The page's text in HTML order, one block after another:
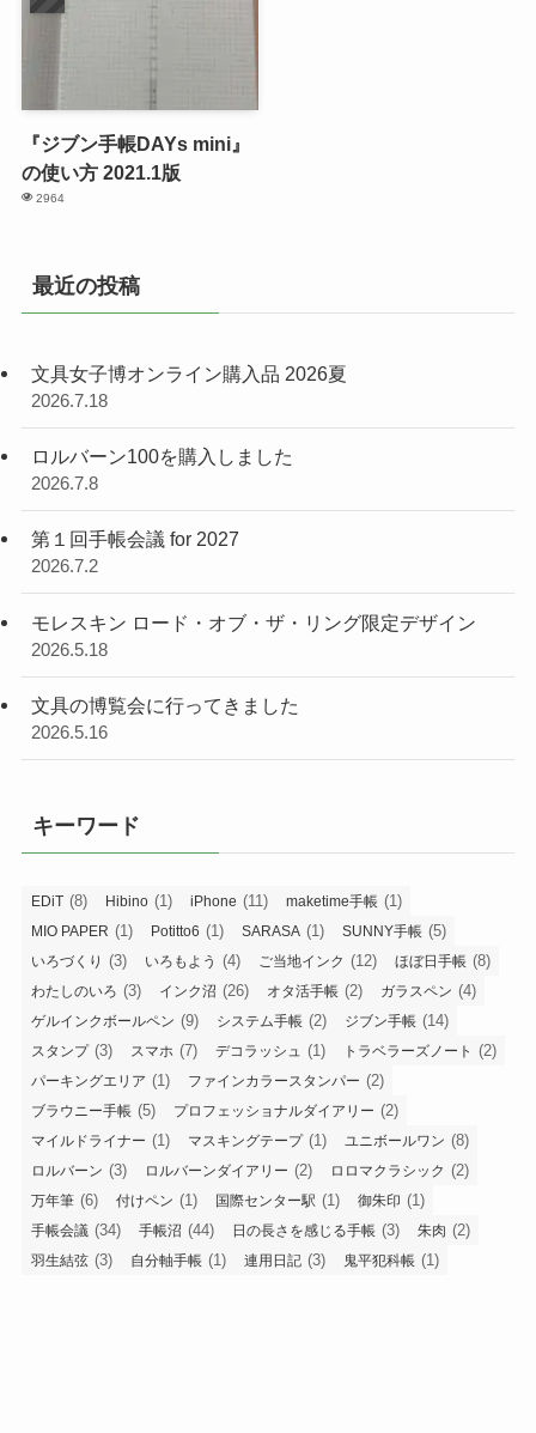
『ジブン手帳DAYs mini』
の使い方 2021.1版
2964
最近の投稿
文具女子博オンライン購入品 2026夏
2026.7.18
ロルバーン100を購入しました
2026.7.8
第１回手帳会議 for 2027
2026.7.2
モレスキン ロード・オブ・ザ・リング限定デザイン
2026.5.18
文具の博覧会に行ってきました
2026.5.16
キーワード
EDiT (8) Hibino (1) iPhone (11) maketime手帳 (1)
MIO PAPER (1) Potitto6 (1) SARASA (1) SUNNY手帳 (5)
いろづくり (3) いろもよう (4) ご当地インク (12) ほぼ日手帳 (8)
わたしのいろ (3) インク沼 (26) オタ活手帳 (2) ガラスペン (4)
ゲルインクボールペン (9) システム手帳 (2) ジブン手帳 (14)
スタンプ(3) スマホ (7) デコラッシュ (1) トラベラーズノート (2)
パーキングエリア (1) ファインカラースタンパー (2)
ブラウニー手帳 (5) プロフェッショナルダイアリー (2)
マイルドライナー (1) マスキングテープ(1) ユニボールワン (8)
ロルバーン (3) ロルバーンダイアリー (2) ロロマクラシック (2)
万年筆 (6) 付けペン (1) 国際センター駅 (1) 御朱印 (1)
手帳会議 (34) 手帳沼 (44) 日の長さを感じる手帳 (3) 朱肉 (2)
羽生結弦 (3) 自分軸手帳 (1) 連用日記 (3) 鬼平犯科帳 (1)